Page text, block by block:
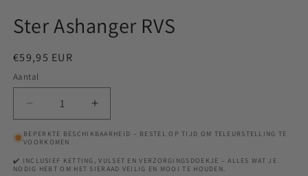
Ster Ashanger RVS
Normale
prijs
€59,95 EUR
Aantal
Aantal
verlagen
voor
Ashanger
Aantal
verhogen
voor
Ashanger
BEPERKTE BESCHIKBAARHEID – BESTEL OP TIJD OM TELEURSTELLING TE
VOORKOMEN
✔️ INCLUSIEF KETTING, VULSET EN VERZORGINGSDOEKJE – ALLES WAT JE
NODIG HEBT OM HET SIERAAD VEILIG EN MOOI TE HOUDEN.